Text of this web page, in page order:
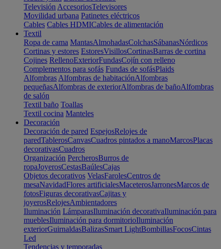
Televisión AccesoriosTelevisores
Movilidad urbana Patinetes eléctricos
Cables Cables HDMICables de alimentación
Textil
Ropa de cama MantasAlmohadasColchasSábanasNórdicos
Cortinas y estores EstoresVisillosCortinasBarras de cortina
Cojines RellenoExteriorFundasCojín con relleno
Complementos para sofás Fundas de sofásPlaids
Alfombras Alfombras de habitaciónAlfombras
pequeñasAlfombras de exteriorAlfombras de bañoAlfombras
de salón
Textil baño Toallas
Textil cocina Manteles
Decoración
Decoración de pared EspejosRelojes de
paredTablerosCanvasCuadros pintados a manoMarcosPlacas
decorativasCuadros
Organización PercherosBurros de
ropaJoyerosCestasBaúlesCajas
Objetos decorativos VelasFarolesCentros de
mesaNavidadFlores artificialesMaceterosJarronesMarcos de
fotosFiguras decorativasCajitas y
joyerosRelojesAmbientadores
Iluminación LámparasIluminación decorativaIluminación para
mueblesIluminación para dormitorioIluminación
exteriorGuirnaldasBalizasSmart LightBombillasFocosCintas
Led
Tendencias y temporadas